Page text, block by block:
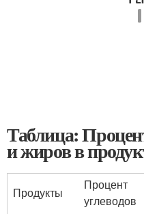
Таблица:
и жиров в
Продукты
Процент
углеводов